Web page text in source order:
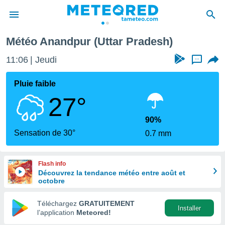
de
par
en
Météo Anandpur (Uttar Pradesh)
11:07 Jeudi ...
Pluie faible
27°
Sensation de 30°
90%
0.7 mm
Flash info
Découvrez la tendance météo entre août et
octobre
Téléchargez GRATUITEMENT
l’application Meteored!
Installer